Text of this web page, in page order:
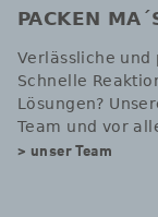
PACKEN
Verlässliche und
Schnelle
Lösungen?
Team und vor
> unser Team